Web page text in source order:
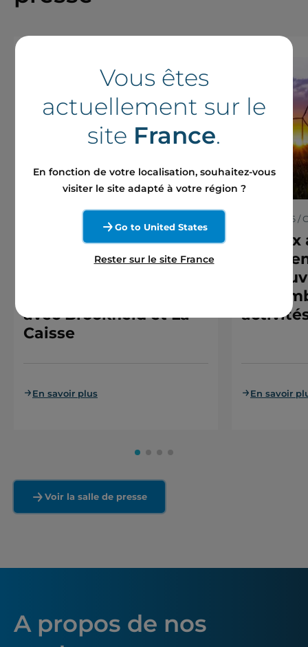
Boralex obtient toutes
les approbations
avec Brookfield et La
Caisse
En savoir plus
30 juin 2026
G€
En savoir
Voir la salle de presse
A propos de nos
Vous êtes
actuellement sur le
site France.
En fonction de votre localisation, souhaitez-vous
visiter le site adapté à votre région ?
Go to United States
Rester sur le site France